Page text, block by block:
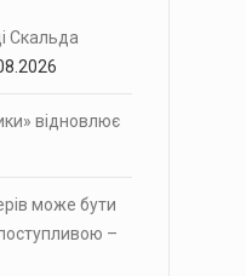
Чернівецької…
задокументували…
Скальда
відновлює
може бути
–